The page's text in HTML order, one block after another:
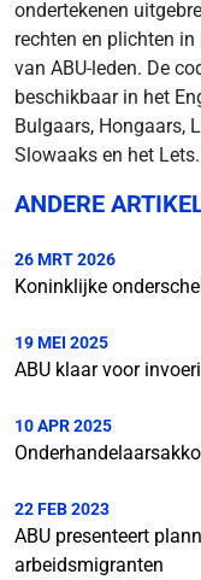
ondertekenen
rechten en plichten
van ABU-leden. De
beschikbaar in het
Bulgaars, Hongaars,
Slowaaks en het Lets.
ANDERE
26 MRT 2026
Koninklijke
19 MEI 2025
ABU klaar voor
10 APR 2025
22 FEB 2023
ABU presenteert
arbeidsmigranten